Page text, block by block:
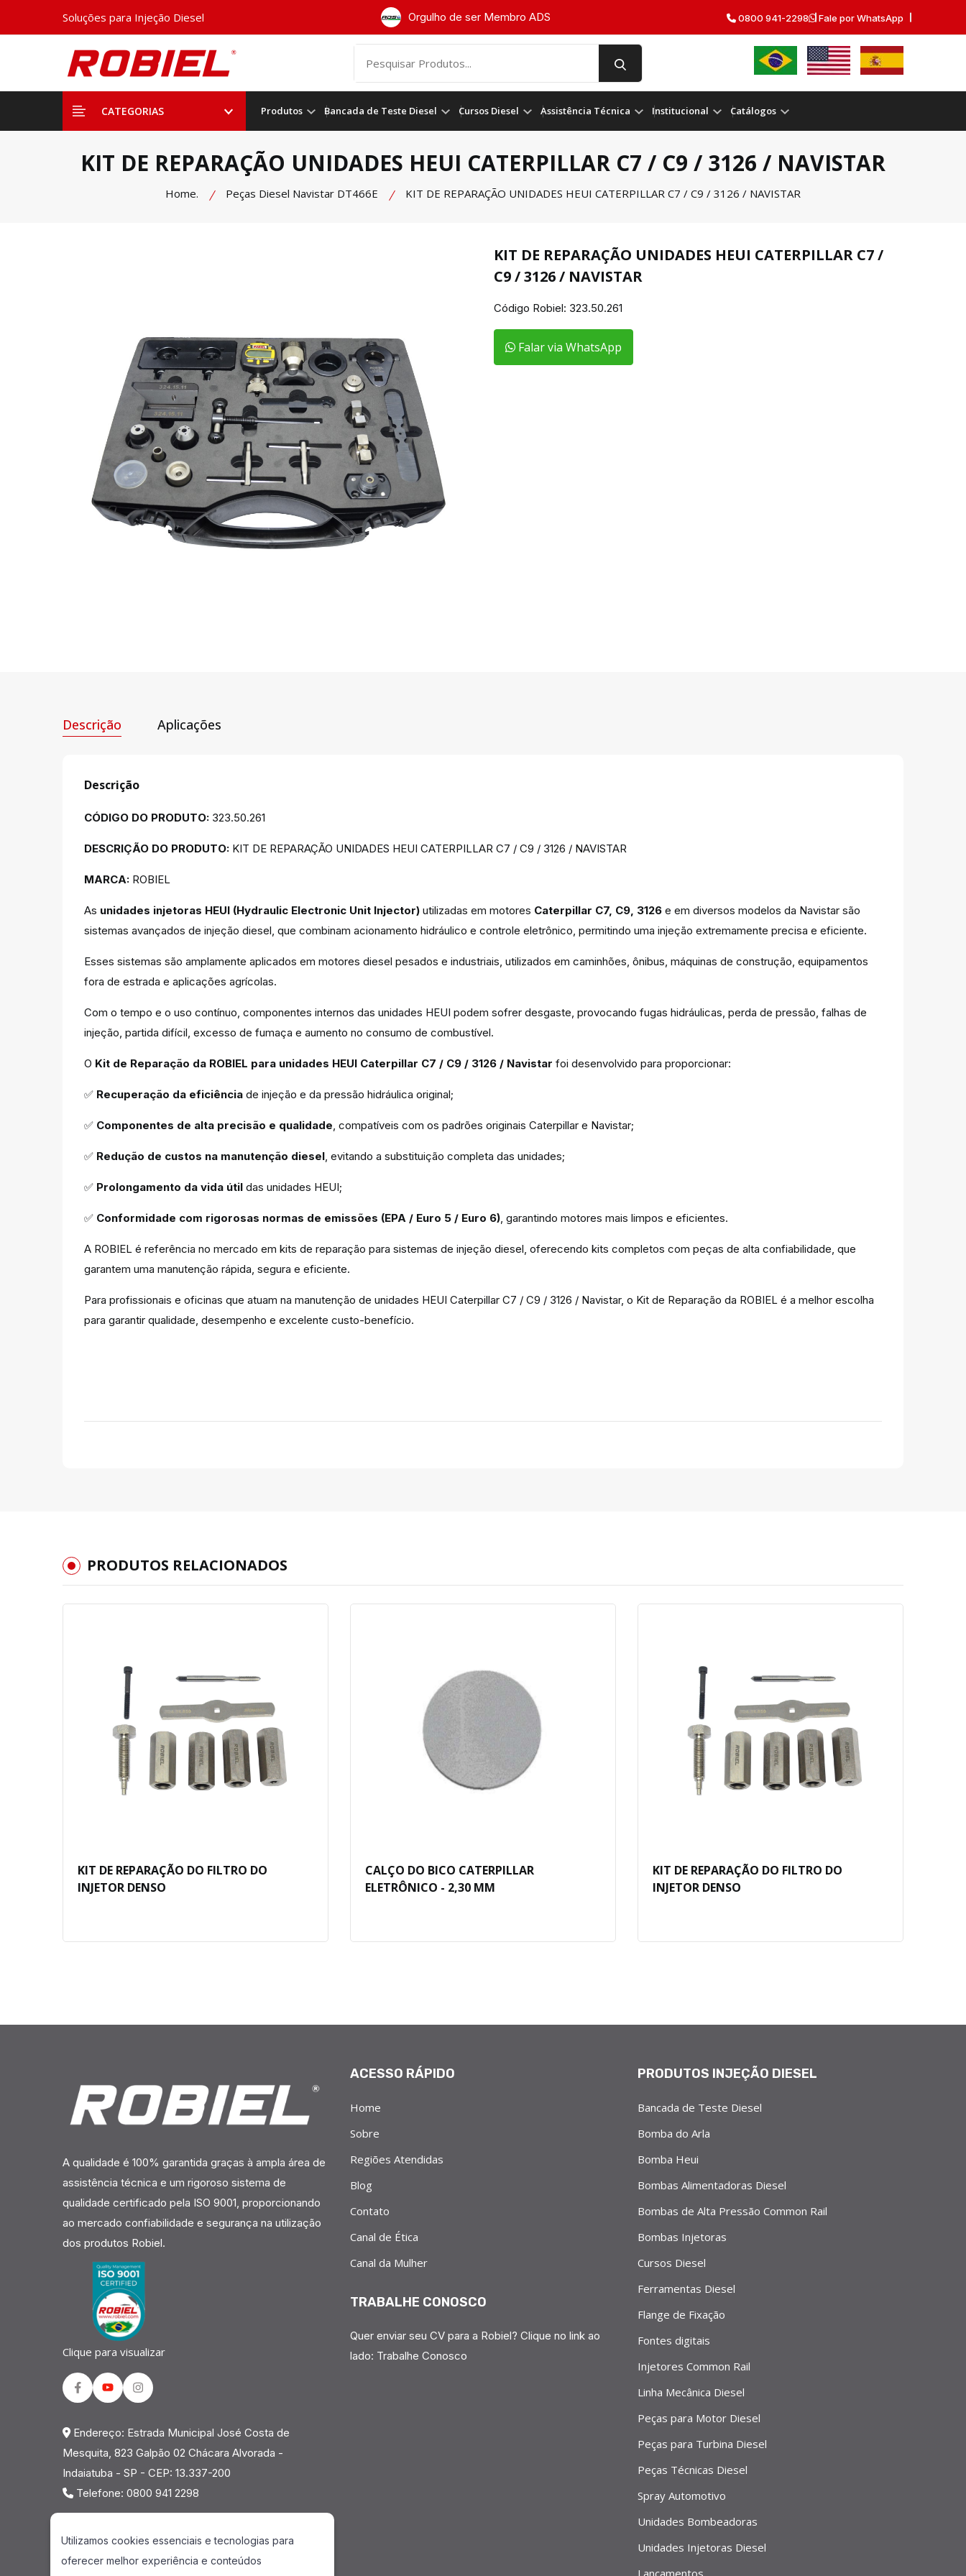
Soluções para Injeção Diesel Orgulho de ser Membro ADS 0800 941-2298 Fale por WhatsApp
CATEGORIAS Produtos Bancada de Teste Diesel Cursos Diesel Assistência Técnica Institucional Catálogos
KIT DE REPARAÇÃO UNIDADES HEUI CATERPILLAR C7 / C9 / 3126 / NAVISTAR
Home. Peças Diesel Navistar DT466E KIT DE REPARAÇÃO UNIDADES HEUI CATERPILLAR C7 / C9 / 3126 / NAVISTAR
KIT DE REPARAÇÃO UNIDADES HEUI CATERPILLAR C7 /
C9 / 3126 / NAVISTAR
Código Robiel: 323.50.261
Falar via WhatsApp
Descrição Aplicações
Descrição
CÓDIGO DO PRODUTO: 323.50.261
DESCRIÇÃO DO PRODUTO: KIT DE REPARAÇÃO UNIDADES HEUI CATERPILLAR C7 / C9 / 3126 / NAVISTAR
MARCA: ROBIEL
As unidades injetoras HEUI (Hydraulic Electronic Unit Injector) utilizadas em motores Caterpillar C7, C9, 3126 e em diversos modelos da Navistar são
sistemas avançados de injeção diesel, que combinam acionamento hidráulico e controle eletrônico, permitindo uma injeção extremamente precisa e eficiente.
Esses sistemas são amplamente aplicados em motores diesel pesados e industriais, utilizados em caminhões, ônibus, máquinas de construção, equipamentos
fora de estrada e aplicações agrícolas.
Com o tempo e o uso contínuo, componentes internos das unidades HEUI podem sofrer desgaste, provocando fugas hidráulicas, perda de pressão, falhas de
injeção, partida difícil, excesso de fumaça e aumento no consumo de combustível.
O Kit de Reparação da ROBIEL para unidades HEUI Caterpillar C7 / C9 / 3126 / Navistar foi desenvolvido para proporcionar:
✅ Recuperação da eficiência de injeção e da pressão hidráulica original;
✅ Componentes de alta precisão e qualidade, compatíveis com os padrões originais Caterpillar e Navistar;
✅ Redução de custos na manutenção diesel, evitando a substituição completa das unidades;
✅ Prolongamento da vida útil das unidades HEUI;
✅ Conformidade com rigorosas normas de emissões (EPA / Euro 5 / Euro 6), garantindo motores mais limpos e eficientes.
A ROBIEL é referência no mercado em kits de reparação para sistemas de injeção diesel, oferecendo kits completos com peças de alta confiabilidade, que
garantem uma manutenção rápida, segura e eficiente.
Para profissionais e oficinas que atuam na manutenção de unidades HEUI Caterpillar C7 / C9 / 3126 / Navistar, o Kit de Reparação da ROBIEL é a melhor escolha
para garantir qualidade, desempenho e excelente custo-benefício.
PRODUTOS RELACIONADOS
KIT DE REPARAÇÃO DO FILTRO DO
INJETOR DENSO
CALÇO DO BICO CATERPILLAR
ELETRÔNICO - 2,30 MM
KIT DE REPARAÇÃO DO FILTRO DO
INJETOR DENSO
A qualidade é 100% garantida graças à ampla área de
assistência técnica e um rigoroso sistema de
qualidade certificado pela ISO 9001, proporcionando
ao mercado confiabilidade e segurança na utilização
dos produtos Robiel.
Clique para visualizar
FacebookYoutubeInstagram
Endereço: Estrada Municipal José Costa de
Mesquita, 823 Galpão 02 Chácara Alvorada -
Indaiatuba - SP - CEP: 13.337-200
Telefone: 0800 941 2298
ACESSO RÁPIDO
Home
Sobre
Regiões Atendidas
Blog
Contato
Canal de Ética
Canal da Mulher
TRABALHE CONOSCO
Quer enviar seu CV para a Robiel? Clique no link ao
lado: Trabalhe Conosco
PRODUTOS INJEÇÃO DIESEL
Bancada de Teste Diesel
Bomba do Arla
Bomba Heui
Bombas Alimentadoras Diesel
Bombas de Alta Pressão Common Rail
Bombas Injetoras
Cursos Diesel
Ferramentas Diesel
Flange de Fixação
Fontes digitais
Injetores Common Rail
Linha Mecânica Diesel
Peças para Motor Diesel
Peças para Turbina Diesel
Peças Técnicas Diesel
Spray Automotivo
Unidades Bombeadoras
Unidades Injetoras Diesel
Lançamentos
Utilizamos cookies essenciais e tecnologias para
oferecer melhor experiência e conteúdos